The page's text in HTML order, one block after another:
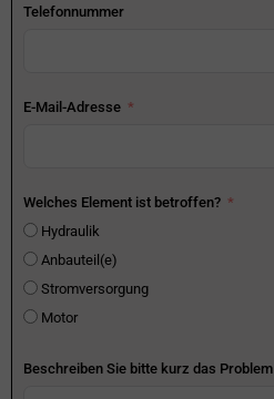
Telefonnummer
E-Mail-Adresse
Welches Element ist betroffen?
Hydraulik
Anbauteil(e)
Stromversorgung
Motor
Beschreiben Sie bitte kurz das Problem